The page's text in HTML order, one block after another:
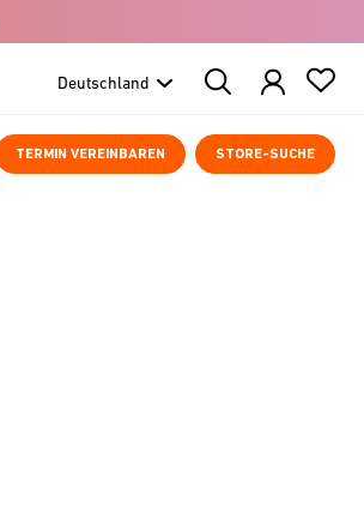
Search
Products
TERMIN VEREINBAREN STORE-SUCHE